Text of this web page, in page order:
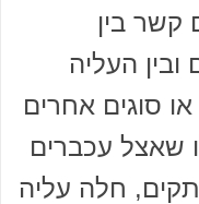
קשר בין
העליה
סוגים אחרים
שאצל עכברים
חלה עליה